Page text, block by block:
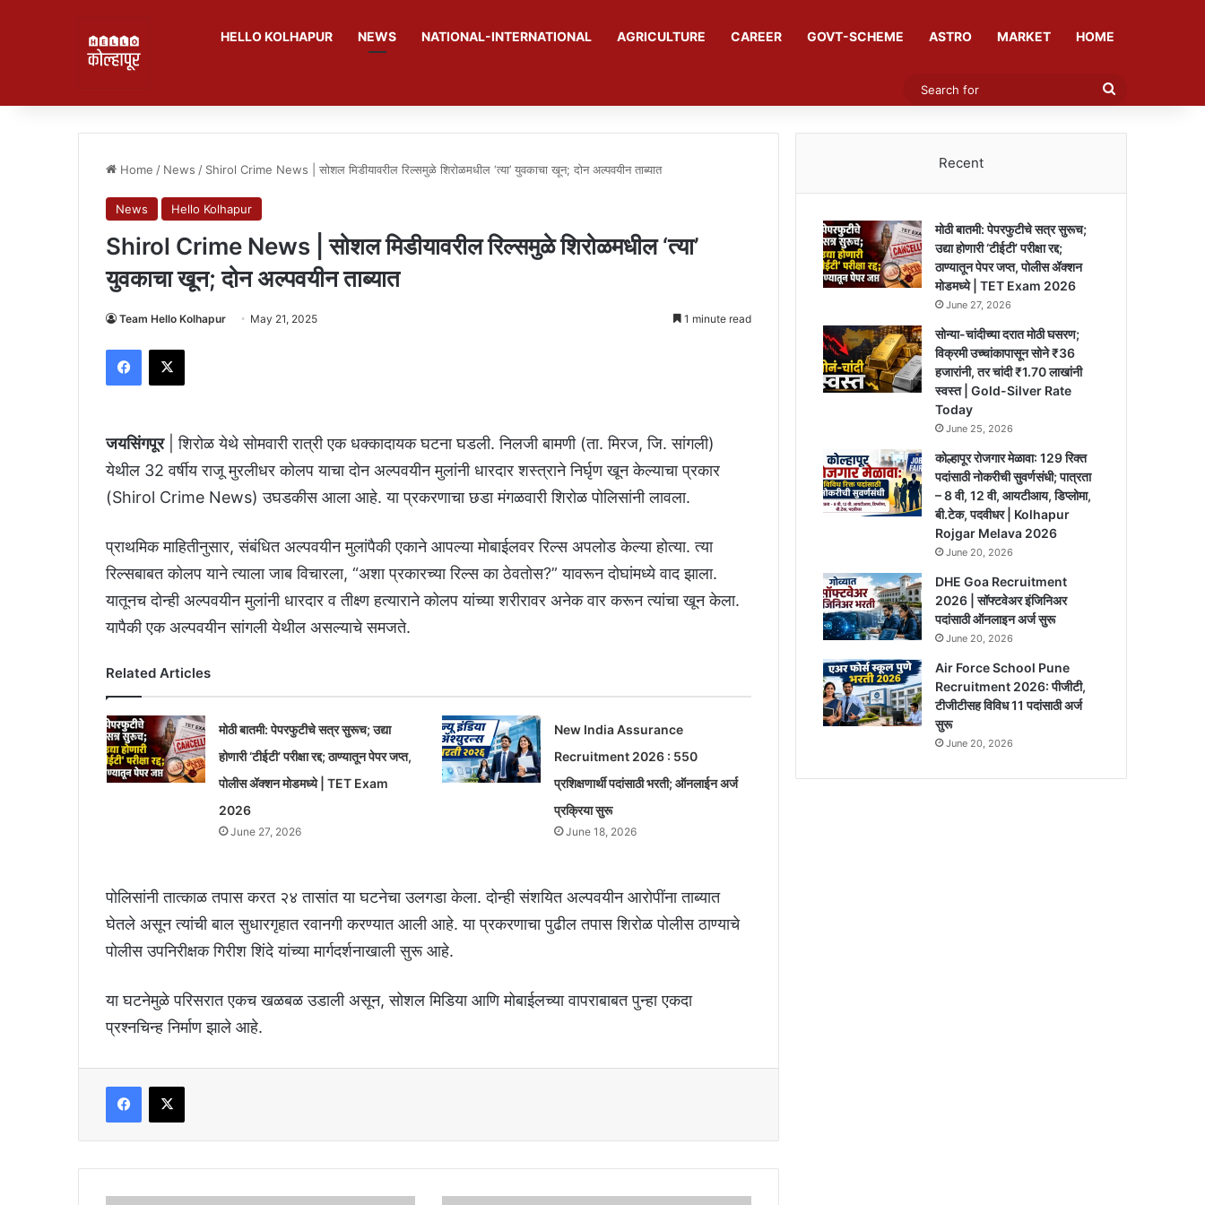
HELLO KOLHAPUR NEWS NATIONAL-INTERNATIONAL AGRICULTURE CAREER GOVT-SCHEME ASTRO MARKET HOME
Search
Home / News / Shirol Crime News | सोशल मिडीयावरील रिल्समुळे शिरोळमधील ‘त्या’ युवकाचा खून; दोन अल्पवयीन ताब्यात
News Hello Kolhapur
Shirol Crime News | सोशल मिडीयावरील रिल्समुळे शिरोळमधील ‘त्या’
युवकाचा खून; दोन अल्पवयीन ताब्यात
Team Hello Kolhapur May 21, 2025 1 minute read
Facebook
X
जयसिंगपूर| शिरोळ येथे सोमवारी रात्री एक धक्कादायक घटना घडली. निलजी बामणी (ता. मिरज, जि. सांगली)
येथील 32 वर्षीय राजू मुरलीधर कोलप याचा दोन अल्पवयीन मुलांनी धारदार शस्त्राने निर्घृण खून केल्याचा प्रकार
(Shirol Crime News) उघडकीस आला आहे. या प्रकरणाचा छडा मंगळवारी शिरोळ पोलिसांनी लावला.
प्राथमिक माहितीनुसार, संबंधित अल्पवयीन मुलांपैकी एकाने आपल्या मोबाईलवर रिल्स अपलोड केल्या होत्या. त्या
रिल्सबाबत कोलप याने त्याला जाब विचारला, “अशा प्रकारच्या रिल्स का ठेवतोस?” यावरून दोघांमध्ये वाद झाला.
यातूनच दोन्ही अल्पवयीन मुलांनी धारदार व तीक्ष्ण हत्याराने कोलप यांच्या शरीरावर अनेक वार करून त्यांचा खून केला.
यापैकी एक अल्पवयीन सांगली येथील असल्याचे समजते.
Related Articles
मोठी बातमी: पेपरफुटीचे सत्र सुरूच; उद्या
होणारी ‘टीईटी’ परीक्षा रद्द; ठाण्यातून पेपर जप्त,
पोलीस ॲक्शन मोडमध्ये | TET Exam
2026
June 27, 2026
New India Assurance
Recruitment 2026 : 550
प्रशिक्षणार्थी पदांसाठी भरती; ऑनलाईन अर्ज
प्रक्रिया सुरू
June 18, 2026
पोलिसांनी तात्काळ तपास करत २४ तासांत या घटनेचा उलगडा केला. दोन्ही संशयित अल्पवयीन आरोपींना ताब्यात
घेतले असून त्यांची बाल सुधारगृहात रवानगी करण्यात आली आहे. या प्रकरणाचा पुढील तपास शिरोळ पोलीस ठाण्याचे
पोलीस उपनिरीक्षक गिरीश शिंदे यांच्या मार्गदर्शनाखाली सुरू आहे.
या घटनेमुळे परिसरात एकच खळबळ उडाली असून, सोशल मिडिया आणि मोबाईलच्या वापराबाबत पुन्हा एकदा
प्रश्नचिन्ह निर्माण झाले आहे.
Facebook
X
Recent
मोठी बातमी: पेपरफुटीचे सत्र सुरूच;
उद्या होणारी ‘टीईटी’ परीक्षा रद्द;
ठाण्यातून पेपर जप्त, पोलीस ॲक्शन
मोडमध्ये | TET Exam 2026
June 27, 2026
सोन्या-चांदीच्या दरात मोठी घसरण;
विक्रमी उच्चांकापासून सोने ₹36
हजारांनी, तर चांदी ₹1.70 लाखांनी
स्वस्त | Gold-Silver Rate
Today
June 25, 2026
कोल्हापूर रोजगार मेळावा: 129 रिक्त
पदांसाठी नोकरीची सुवर्णसंधी; पात्रता
– 8 वी, 12 वी, आयटीआय, डिप्लोमा,
बी.टेक, पदवीधर | Kolhapur
Rojgar Melava 2026
June 20, 2026
DHE Goa Recruitment
2026 | सॉफ्टवेअर इंजिनिअर
पदांसाठी ऑनलाइन अर्ज सुरू
June 20, 2026
Air Force School Pune
Recruitment 2026: पीजीटी,
टीजीटीसह विविध 11 पदांसाठी अर्ज
सुरू
June 20, 2026